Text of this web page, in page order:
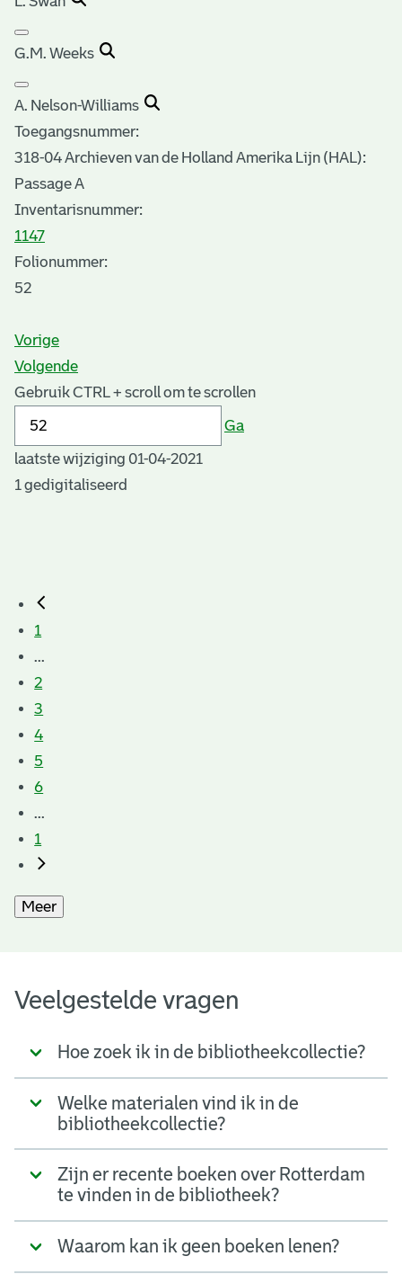
G.M. Weeks
A. Nelson-Williams
Toegangsnummer:
318-04 Archieven van de Holland Amerika Lijn (HAL):
Passage A
Inventarisnummer:
1147
Folionummer:
52
Vorige
Volgende
Gebruik CTRL + scroll om te scrollen
Ga
laatste wijziging 01-04-2021
1 gedigitaliseerd
1
...
2
3
4
5
6
...
1
Meer
Veelgestelde vragen
Hoe zoek ik in de bibliotheekcollectie?
Welke materialen vind ik in de
bibliotheekcollectie?
Zijn er recente boeken over Rotterdam
te vinden in de bibliotheek?
Waarom kan ik geen boeken lenen?